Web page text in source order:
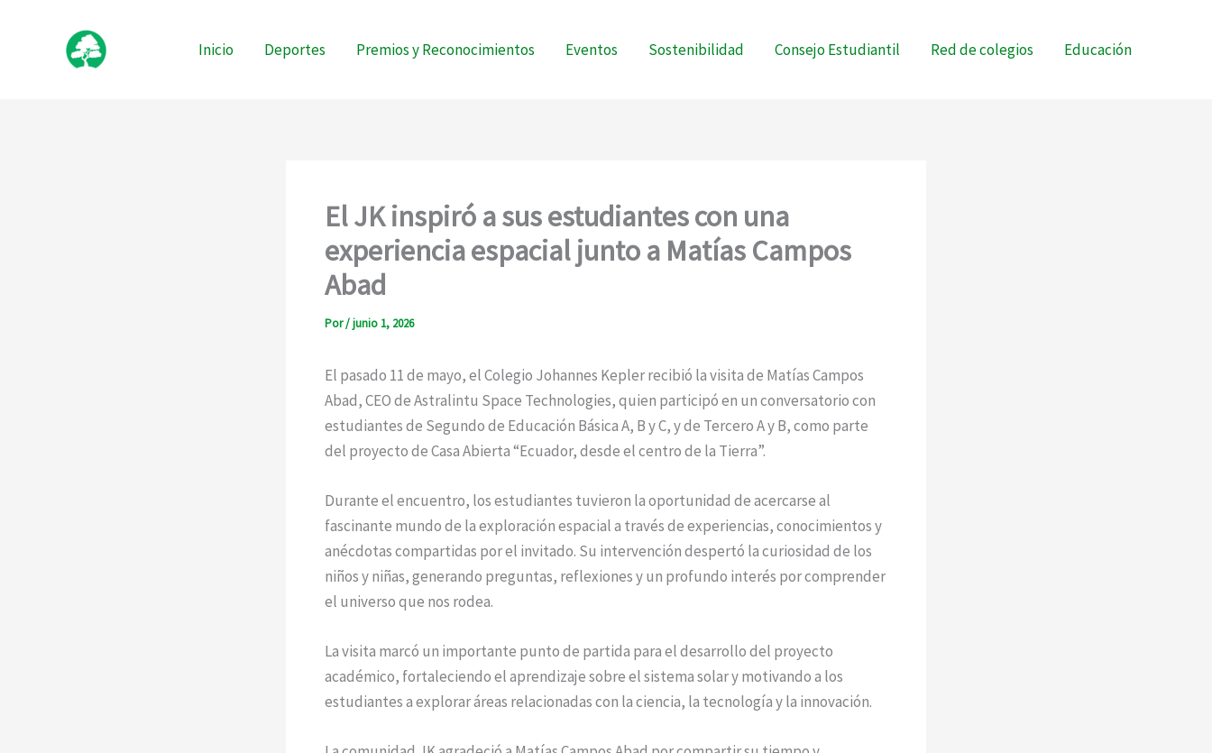
Inicio Deportes Premios y Reconocimientos Eventos Sostenibilidad Consejo Estudiantil Red de colegios Educación
El JK inspiró a sus estudiantes con una
experiencia espacial junto a Matías Campos
Abad
Por/junio 1, 2026
El pasado 11 de mayo, el Colegio Johannes Kepler recibió la visita de Matías Campos
Abad, CEO de Astralintu Space Technologies, quien participó en un conversatorio con
estudiantes de Segundo de Educación Básica A, B y C, y de Tercero A y B, como parte
del proyecto de Casa Abierta “Ecuador, desde el centro de la Tierra”.
Durante el encuentro, los estudiantes tuvieron la oportunidad de acercarse al
fascinante mundo de la exploración espacial a través de experiencias, conocimientos y
anécdotas compartidas por el invitado. Su intervención despertó la curiosidad de los
niños y niñas, generando preguntas, reflexiones y un profundo interés por comprender
el universo que nos rodea.
La visita marcó un importante punto de partida para el desarrollo del proyecto
académico, fortaleciendo el aprendizaje sobre el sistema solar y motivando a los
estudiantes a explorar áreas relacionadas con la ciencia, la tecnología y la innovación.